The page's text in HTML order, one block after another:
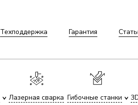
Техподдержка Гарантия
Лазерная сварка Гибочные станки